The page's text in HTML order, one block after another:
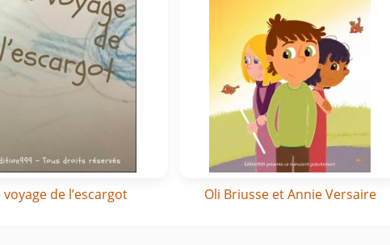
voyage de l’escargot Oli Briusse et Annie Versaire